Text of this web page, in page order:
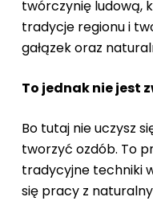
twórczynię ludową,
tradycje regionu i
gałązek oraz
To jednak nie jest
Bo tutaj nie uczysz
tworzyć ozdób. To
tradycyjne techniki
się pracy z